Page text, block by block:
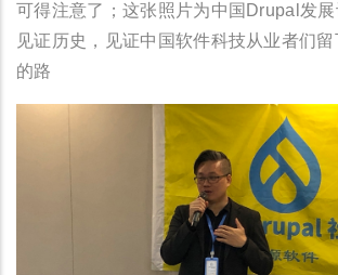
可得注意了；这张照片为中国Drupal发展
见证历史，见证中国软件科技从业者们
的路